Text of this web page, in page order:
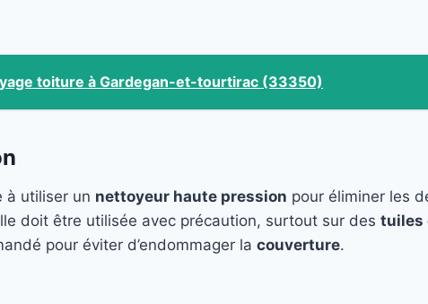
toiture à Gardegan-et-tourtirac (33350)
à utiliser un nettoyeur haute pression pour éliminer les
doit être utilisée avec précaution, surtout sur des tuiles
pour éviter d’endommager la couverture.